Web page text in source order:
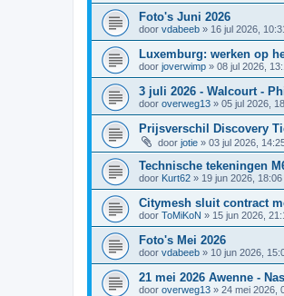
Foto's Juni 2026
door vdabeeb » 16 jul 2026,
Luxemburg: werken op
door joverwimp » 08 jul 2026,
3 juli 2026 - Walcourt -
door overweg13 » 05 jul 2026,
Prijsverschil Discovery
door jotie » 03 jul 2026,
Technische tekeningen
door Kurt62 » 19 jun 2026, 18:06
Citymesh sluit contract
door ToMiKoN » 15 jun 2026,
Foto's Mei 2026
door vdabeeb » 10 jun 2026,
21 mei 2026 Awenne -
door overweg13 » 24 mei 2026,